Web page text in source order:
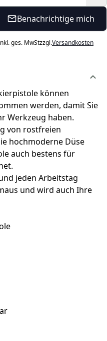
Benachrichtige mich
ges. MwStzzgl.Versandkosten
können
werden, damit Sie
Werkzeug haben.
von rostfreien
hochmoderne Düse
auch bestens für
jeden Arbeitstag
und wird auch Ihre